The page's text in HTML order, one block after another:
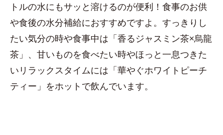
トルの水にもサッと溶けるのが便利！食事のお供
や食後の水分補給におすすめですよ。すっきりし
たい気分の時や食事中は「香るジャスミン茶×烏龍
茶」、甘いものを食べたい時やほっと一息つきた
いリラックスタイムには「華やぐホワイトピーチ
ティー」をホットで飲んでいます。